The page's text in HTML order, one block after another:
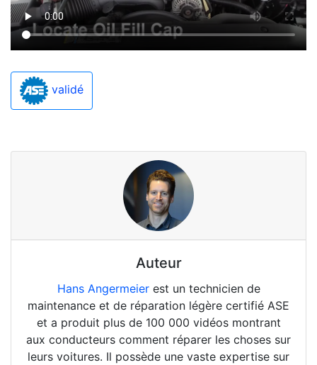
validé
Auteur
Hans Angermeierest un technicien de
maintenance et de réparation légère certifié ASE
et a produit plus de 100 000 vidéos montrant
aux conducteurs comment réparer les choses sur
leurs voitures. Il possède une vaste expertise sur